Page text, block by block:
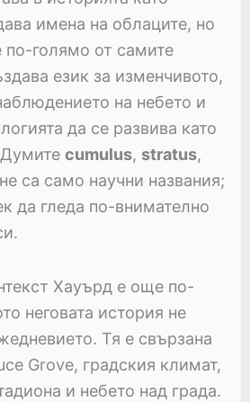
имена на облаците, но
по-голямо от самите
език за изменчивото,
на небето и
да се развива като
cumulus, stratus,
са само научни названия;
да гледа по-внимателно
Хауърд е още по-
неговата история не
Тя е свързана
Grove, градския климат,
и небето над града.